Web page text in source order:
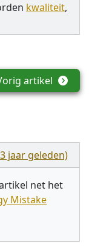
kwaliteit,
artikel
jaar geleden)
net het
Mistake